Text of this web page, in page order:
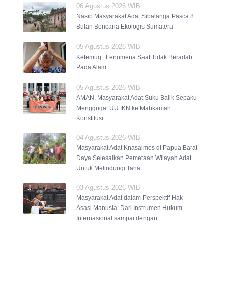
06 Agustus 2026 WIB
Nasib Masyarakat Adat Sibalanga Pasca 8
Bulan Bencana Ekologis Sumatera
05 Agustus 2026 WIB
Ketemuq : Fenomena Saat Tidak Beradab
Pada Alam
05 Agustus 2026 WIB
AMAN, Masyarakat Adat Suku Balik Sepaku
Menggugat UU IKN ke Mahkamah
Konstitusi
04 Agustus 2026 WIB
Masyarakat Adat Knasaimos di Papua Barat
Daya Selesaikan Pemetaan Wilayah Adat
Untuk Melindungi Tana
03 Agustus 2026 WIB
Masyarakat Adat dalam Perspektif Hak
Asasi Manusia: Dari Instrumen Hukum
Internasional sampai dengan